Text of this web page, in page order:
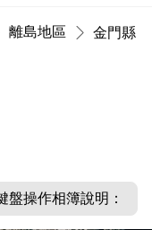
離島地區 金門縣
盤操作相簿說明：